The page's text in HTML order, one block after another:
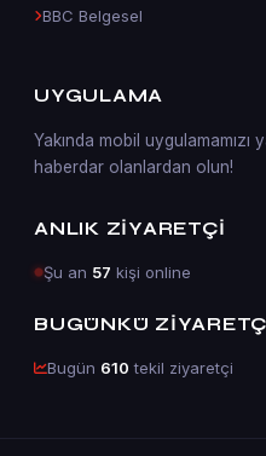
BBC Belgesel
UYGULAMA
Yakında mobil uygulamamızı
haberdar olanlardan olun!
ANLIK ZIYARETÇI
Şu an 57 kişi online
BUGÜNKÜ
Bugün 610 tekil ziyaretçi